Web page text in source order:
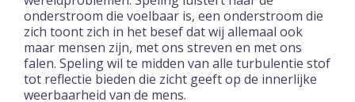
onderstroom die voelbaar is, een onderstroom die
zich toont zich in het besef dat wij allemaal ook
maar mensen zijn, met ons streven en met ons
falen. Speling wil te midden van alle turbulentie stof
tot reflectie bieden die zicht geeft op de innerlijke
weerbaarheid van de mens.